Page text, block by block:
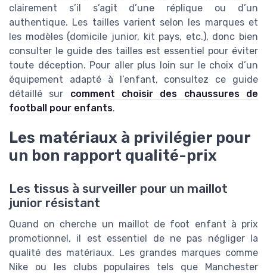
clairement s’il s’agit d’une réplique ou d’un
authentique. Les tailles varient selon les marques et
les modèles (domicile junior, kit pays, etc.), donc bien
consulter le guide des tailles est essentiel pour éviter
toute déception. Pour aller plus loin sur le choix d’un
équipement adapté à l’enfant, consultez ce guide
détaillé sur comment choisir des chaussures de
football pour enfants.
Les matériaux à privilégier pour
un bon rapport qualité-prix
Les tissus à surveiller pour un maillot
junior résistant
Quand on cherche un maillot de foot enfant à prix
promotionnel, il est essentiel de ne pas négliger la
qualité des matériaux. Les grandes marques comme
Nike ou les clubs populaires tels que Manchester